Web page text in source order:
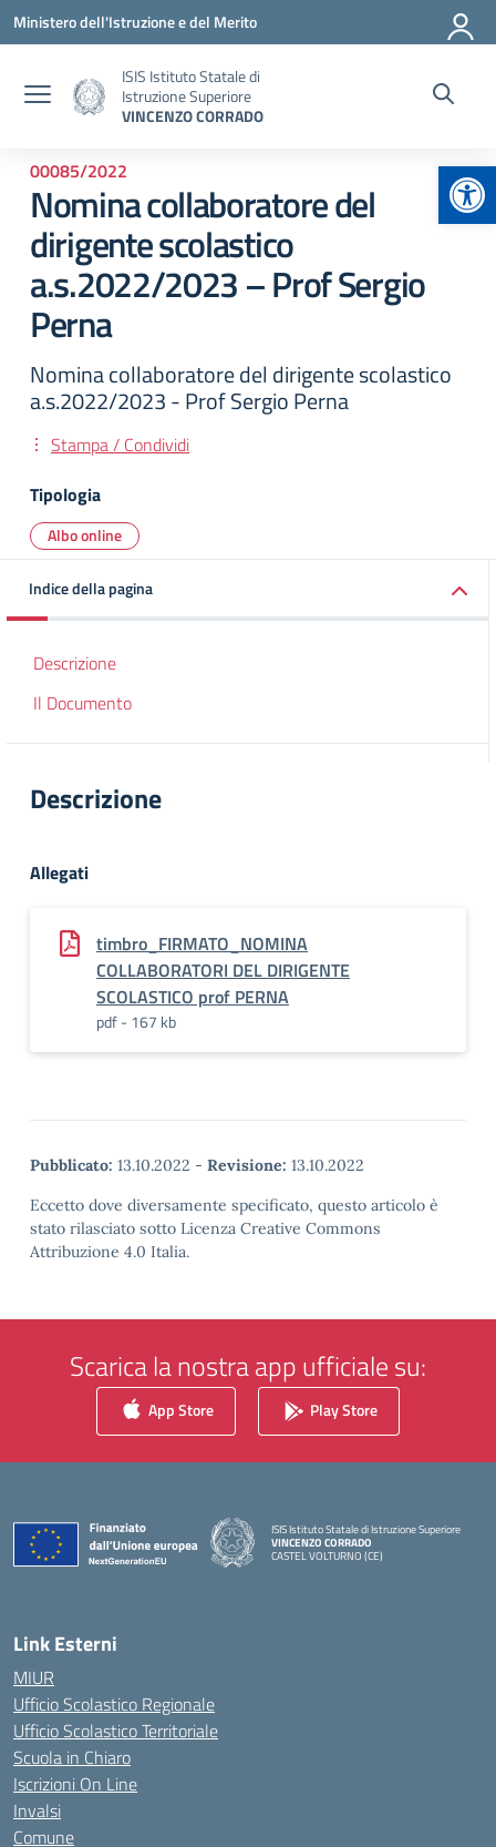
Vai ai contenuti
Vai al menu di navigazione
Vai al footer
Ministero dell'Istruzione e del Merito
ISIS Istituto Statale di
Istruzione Superiore
VINCENZO CORRADO
00085/2022
Nomina collaboratore del
dirigente scolastico
a.s.2022/2023 – Prof Sergio
Perna
Nomina collaboratore del dirigente scolastico
a.s.2022/2023 - Prof Sergio Perna
Stampa / Condividi
Tipologia
Albo online
Indice della pagina
Descrizione
Il Documento
Descrizione
Allegati
timbro_FIRMATO_NOMINA
COLLABORATORI DEL DIRIGENTE
SCOLASTICO prof PERNA
pdf - 167 kb
Pubblicato: 13.10.2022 - Revisione: 13.10.2022
Eccetto dove diversamente specificato, questo articolo è
stato rilasciato sotto Licenza Creative Commons
Attribuzione 4.0 Italia.
Scarica la nostra app ufficiale su:
App Store Play Store
ISIS Istituto Statale di Istruzione Superiore
VINCENZO CORRADO
CASTEL VOLTURNO (CE)
Link Esterni
MIUR
Ufficio Scolastico Regionale
Ufficio Scolastico Territoriale
Scuola in Chiaro
Iscrizioni On Line
Invalsi
Comune